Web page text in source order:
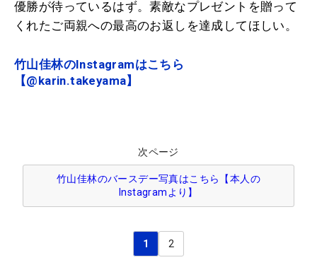
優勝が待っているはず。素敵なプレゼントを贈って
くれたご両親への最高のお返しを達成してほしい。
竹山佳林のInstagramはこちら
【@karin.takeyama】
次ページ
竹山佳林のバースデー写真はこちら【本人の
Instagramより】
1 2